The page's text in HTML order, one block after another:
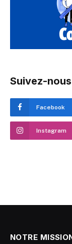
Suivez-nous
Facebook
Instagram
NOTRE